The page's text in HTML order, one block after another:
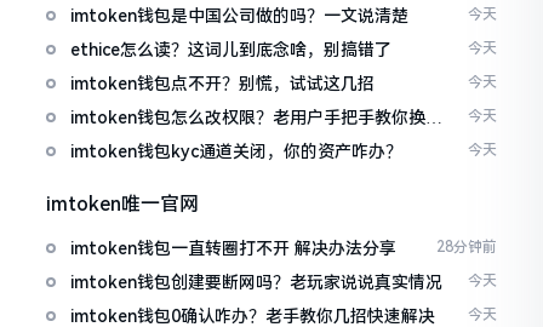
imtoken钱包是中国公司做的吗？一文说清楚 今天
ethice怎么读？这词儿到底念啥，别搞错了 今天
imtoken钱包点不开？别慌，试试这几招 今天
imtoken钱包怎么改权限？老用户手把手教你换主
人
今天
imtoken钱包kyc通道关闭，你的资产咋办？ 今天
imtoken唯一官网
imtoken钱包一直转圈打不开 解决办法分享 28分钟前
imtoken钱包创建要断网吗？老玩家说说真实情况 今天
imtoken钱包0确认咋办？老手教你几招快速解决 今天